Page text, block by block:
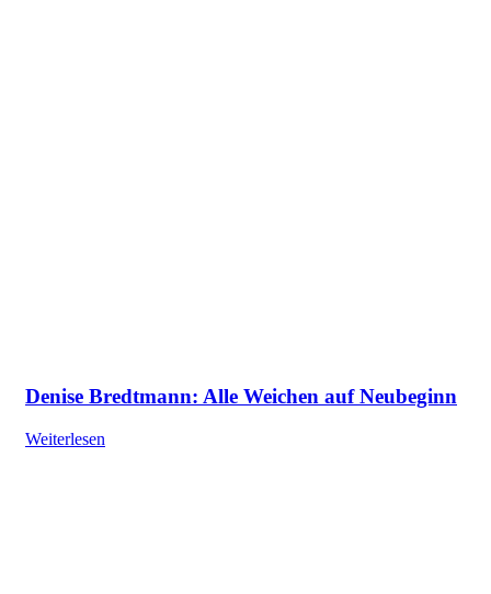
Denise Bredtmann: Alle Weichen auf Neubeginn
Weiterlesen